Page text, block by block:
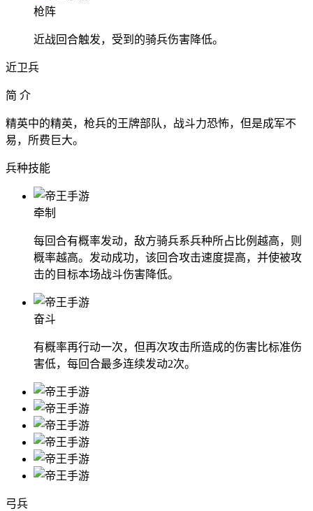
枪阵
近战回合触发，受到的骑兵伤害降低。
近卫兵
简 介
精英中的精英，枪兵的王牌部队，战斗力恐怖，但是成军不
易，所费巨大。
兵种技能
牵制
每回合有概率发动，敌方骑兵系兵种所占比例越高，则
概率越高。发动成功，该回合攻击速度提高，并使被攻
击的目标本场战斗伤害降低。
奋斗
有概率再行动一次，但再次攻击所造成的伤害比标准伤
害低，每回合最多连续发动2次。
弓兵